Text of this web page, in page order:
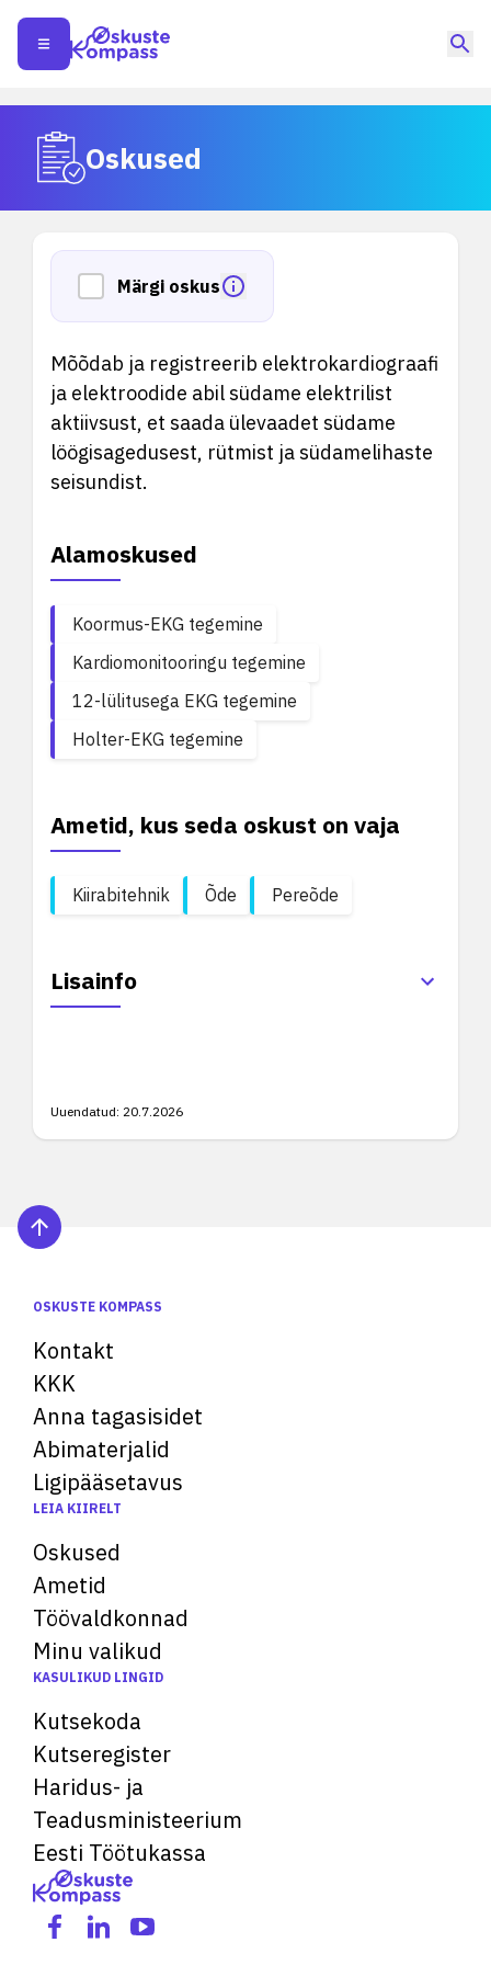
Oskused
Märgi oskus
Mõõdab ja registreerib elektrokardiograafi
ja elektroodide abil südame elektrilist
aktiivsust, et saada ülevaadet südame
löögisagedusest, rütmist ja südamelihaste
seisundist.
Alamoskused
Koormus-EKG tegemine
Kardiomonitooringu tegemine
12-lülitusega EKG tegemine
Holter-EKG tegemine
Ametid, kus seda oskust on vaja
Kiirabitehnik Õde Pereõde
Lisainfo
Uuendatud: 20.7.2026
OSKUSTE KOMPASS
Kontakt
KKK
Anna tagasisidet
Abimaterjalid
Ligipääsetavus
LEIA KIIRELT
Oskused
Ametid
Töövaldkonnad
Minu valikud
KASULIKUD LINGID
Kutsekoda
Kutseregister
Haridus- ja
Teadusministeerium
Eesti Töötukassa